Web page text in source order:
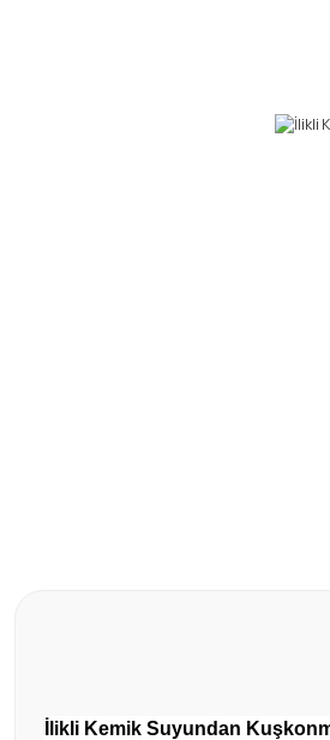
İlikli Kemik Suyundan